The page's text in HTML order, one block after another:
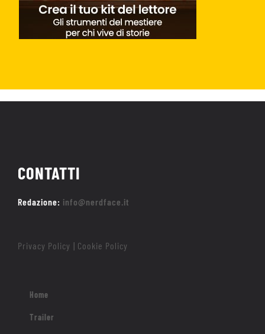
CONTATTI
Redazione: info@nerdface.it
Privacy Policy Cookie Policy
Home
Trailer